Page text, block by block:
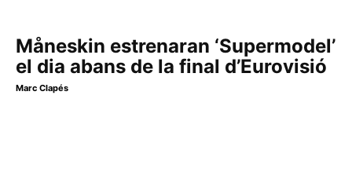
Måneskin estrenaran ‘Supermodel’
el dia abans de la final d’Eurovisió
Marc Clapés